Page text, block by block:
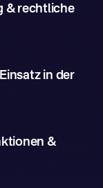
& rechtliche
in der
&